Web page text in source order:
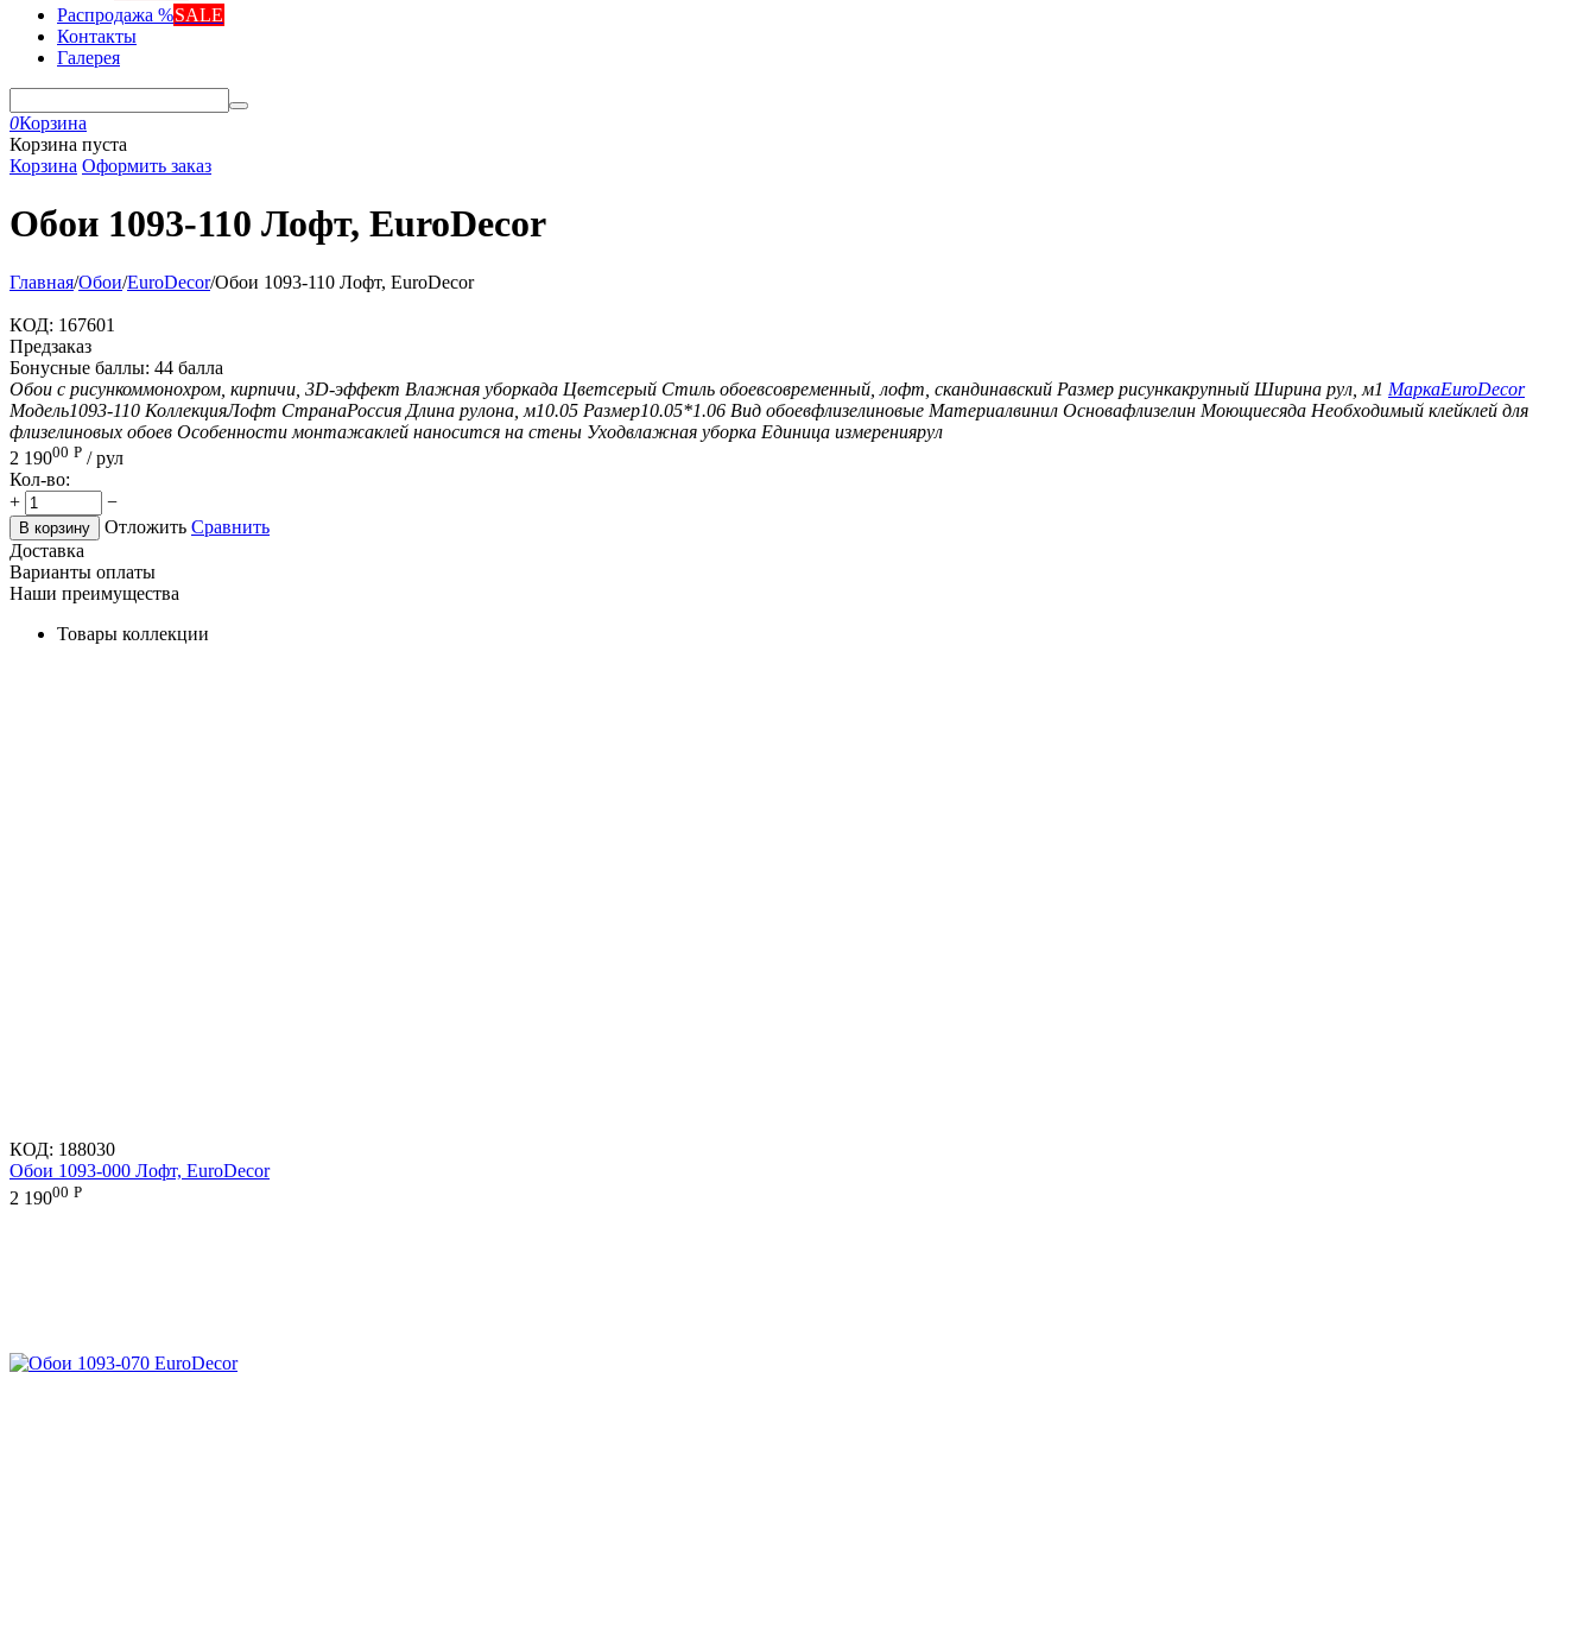
Распродажа %SALE
Контакты
Галерея
0Корзина
Корзина пуста
Корзина Оформить заказ
Обои 1093-110 Лофт, EuroDecor
Главная/Обои/EuroDecor/Обои 1093-110 Лофт, EuroDecor
КОД: 167601
Предзаказ
Бонусные баллы: 44 балла
Обои с рисункоммонохром, кирпичи, 3D-эффект Влажная уборкада Цветсерый Стиль обоевсовременный, лофт, скандинавский Размер рисункакрупный Ширина рул, м1 МаркаEuroDecor
Модель1093-110 КоллекцияЛофт СтранаРоссия Длина рулона, м10.05 Размер10.05*1.06 Вид обоевфлизелиновые Материалвинил Основафлизелин Моющиесяда Необходимый клейклей для
флизелиновых обоев Особенности монтажаклей наносится на стены Уходвлажная уборка Единица измерениярул
2 19000 Р / рул
Кол-во:
+
−
В корзину Отложить Сравнить
Доставка
Варианты оплаты
Наши преимущества
Товары коллекции
КОД: 188030
Обои 1093-000 Лофт, EuroDecor
2 19000 Р